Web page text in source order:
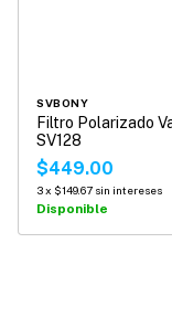
SVBONY
Filtro Polarizado
SV128
$449.00
3x $149.67 sin intereses
Disponible